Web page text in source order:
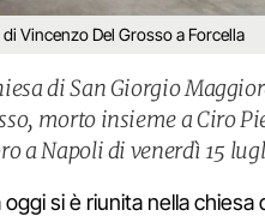
di Vincenzo Del Grosso a Forcella
di San Giorgio
morto insieme a Ciro
a Napoli di venerdì 15
oggi si è riunita nella